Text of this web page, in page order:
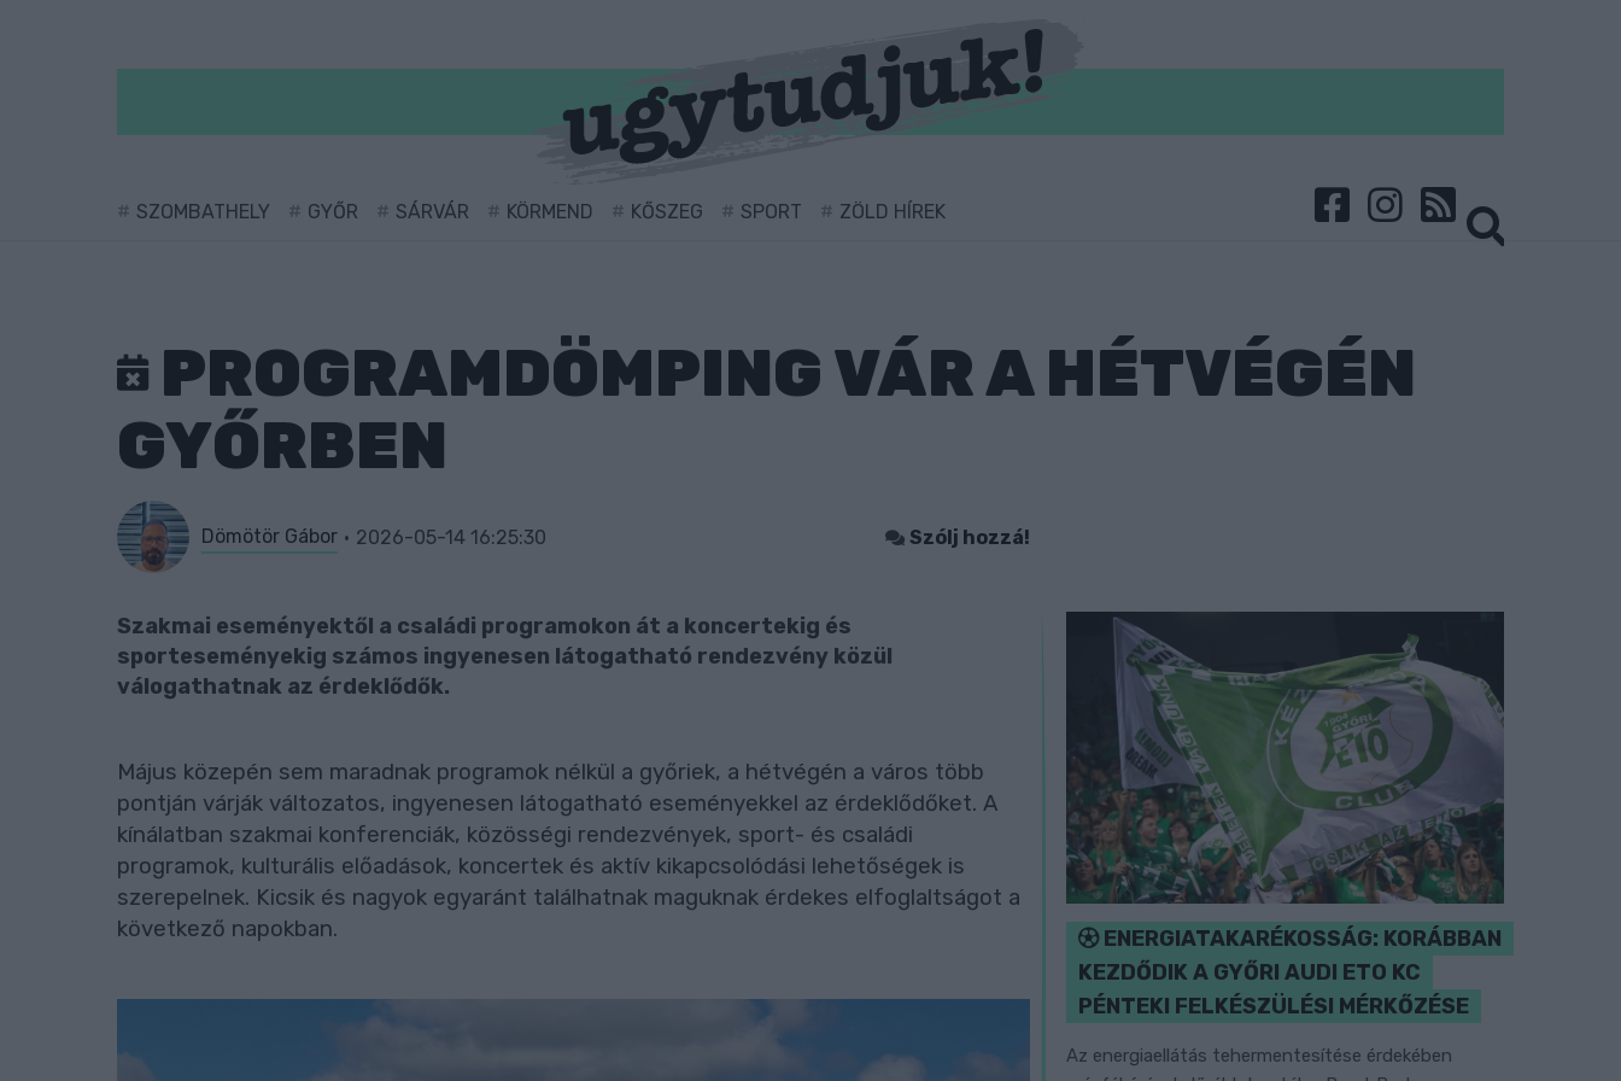
SZOMBATHELY GYŐR SÁRVÁR KÖRMEND KŐSZEG SPORT ZÖLD HÍREK
PROGRAMDÖMPING VÁR A HÉTVÉGÉN
GYŐRBEN
Dömötör Gábor 2026-05-14 16:25:30 Szólj hozzá!
Szakmai eseményektől a családi programokon át a koncertekig és
sporteseményekig számos ingyenesen látogatható rendezvény közül
válogathatnak az érdeklődők.
Május közepén sem maradnak programok nélkül a győriek, a hétvégén a város több
pontján várják változatos, ingyenesen látogatható eseményekkel az érdeklődőket. A
kínálatban szakmai konferenciák, közösségi rendezvények, sport- és családi
programok, kulturális előadások, koncertek és aktív kikapcsolódási lehetőségek is
szerepelnek. Kicsik és nagyok egyaránt találhatnak maguknak érdekes elfoglaltságot a
következő napokban.
ENERGIATAKARÉKOSSÁG: KORÁBBAN
KEZDŐDIK A GYŐRI AUDI ETO KC
PÉNTEKI FELKÉSZÜLÉSI MÉRKŐZÉSE
Az energiaellátás tehermentesítése érdekében